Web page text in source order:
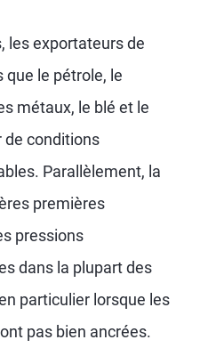
les exportateurs de
le pétrole, le
métaux, le blé et le
de conditions
Parallèlement, la
premières
pressions
dans la plupart des
particulier lorsque les
pas bien ancrées.